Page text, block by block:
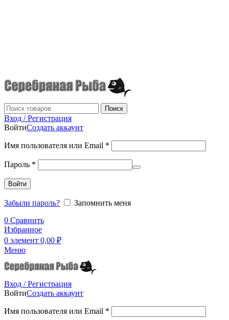
Поиск
Вход / Регистрация
ВойтиСоздать аккаунт
Имя пользователя или Email *
Пароль *
Войти
Забыли пароль?
Запомнить меня
0 Сравнить
Избранное
0 элемент 0,00 ₽
Меню
Вход / Регистрация
ВойтиСоздать аккаунт
Имя пользователя или Email *